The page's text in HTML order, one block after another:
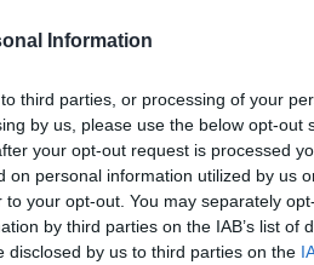
Information
third parties, or processing of your
by us, please use the below opt-out
your opt-out request is processed
on personal information utilized by us
your opt-out. You may separately
by third parties on the IAB’s list of
disclosed by us to third parties on the